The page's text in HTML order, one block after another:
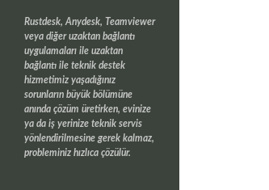
Rustdesk, Anydesk, Teamviewer
veya diğer uzaktan bağlantı
uygulamaları ile uzaktan
bağlantı ile teknik destek
hizmetimiz yaşadığınız
sorunların büyük bölümüne
anında çözüm üretirken, evinize
ya da iş yerinize teknik servis
yönlendirilmesine gerek kalmaz,
probleminiz hızlıca çözülür.